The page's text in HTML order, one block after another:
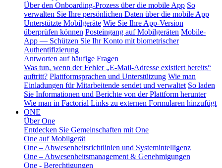
Über den Onboarding-Prozess über die mobile App So
verwalten Sie Ihre persönlichen Daten über die mobile App
Unterstützte Mobilgeräte Wie Sie Ihre App-Version
überprüfen können Posteingang auf Mobilgeräten Mobile-
App — Schützen Sie Ihr Konto mit biometrischer
Authentifizierung
Antworten auf häufige Fragen
Was tun, wenn der Fehler „E-Mail-Adresse existiert bereits“
auftritt? Plattformsprachen und Unterstützung Wie man
Einladungen für Mitarbeitende sendet und verwaltet So laden
Sie Informationen und Berichte von der Plattform herunter
Wie man in Factorial Links zu externen Formularen hinzufügt
ONE
Über One
Entdecken Sie Gemeinschaften mit One
One auf Mobilgerät
One – Abwesenheitsrichtlinien und Systemintelligenz
One – Abwesenheitsmanagement & Genehmigungen
One - Berechtigungen